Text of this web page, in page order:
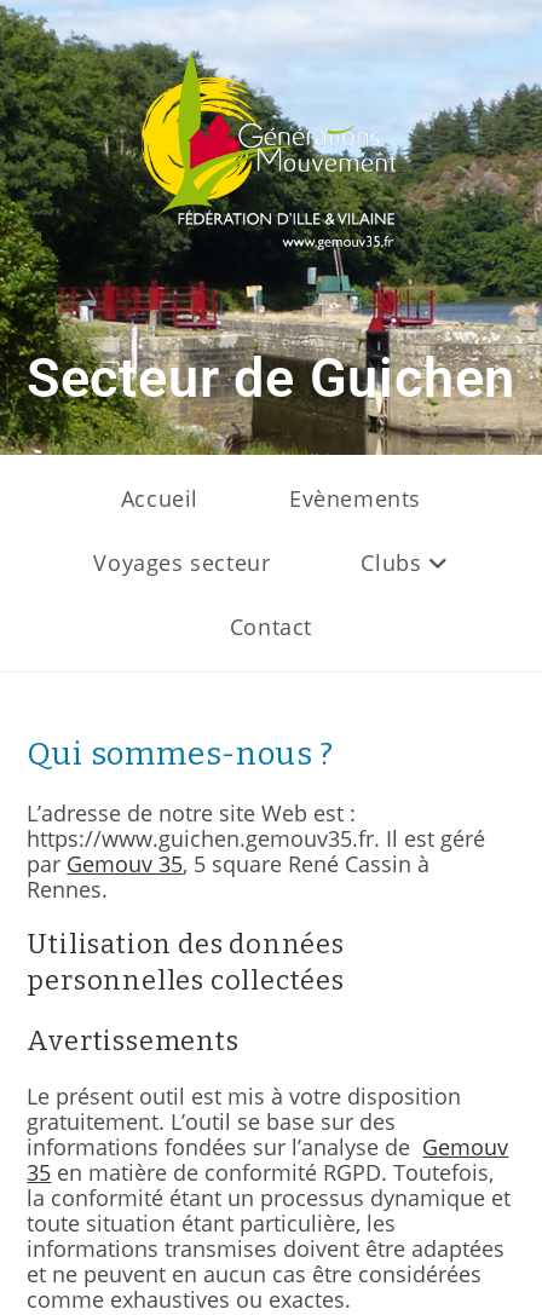
Secteur de Guichen
Accueil Evènements
Voyages secteur Clubs
Contact
Qui sommes-nous ?
L’adresse de notre site Web est :
https://www.guichen.gemouv35.fr. Il est géré
par Gemouv 35, 5 square René Cassin à
Rennes.
Utilisation des données
personnelles collectées
Avertissements
Le présent outil est mis à votre disposition
gratuitement. L’outil se base sur des
informations fondées sur l’analyse de Gemouv
35 en matière de conformité RGPD. Toutefois,
la conformité étant un processus dynamique et
toute situation étant particulière, les
informations transmises doivent être adaptées
et ne peuvent en aucun cas être considérées
comme exhaustives ou exactes.